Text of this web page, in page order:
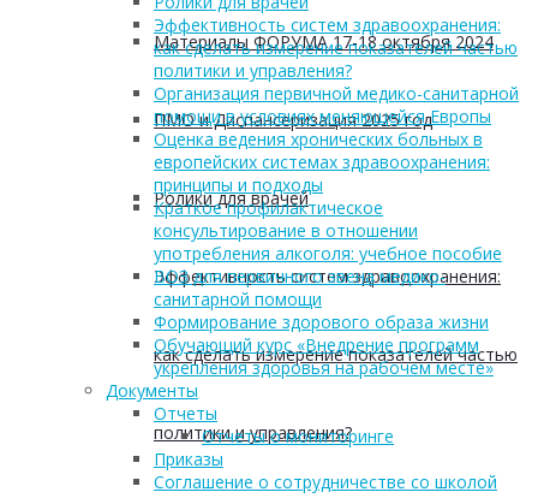
Материалы ФОРУМА 17-18 октября 2024
ПМО и Диспансеризация 2025 год
Ролики для врачей
Эффективность систем здравоохранения:
как сделать измерение показателей частью
политики и управления?
Эффективность систем здравоохранения:
как сделать измерение показателей частью
политики и управления?
Организация первичной медико-санитарной
помощи в условиях меняющейся Европы
Оценка ведения хронических больных в
европейских системах здравоохранения:
принципы и подходы
Краткое профилактическое
консультирование в отношении
употребления алкоголя: учебное пособие
ВОЗ для первичного звена медико-
санитарной помощи
Формирование здорового образа жизни
Обучающий курс «Внедрение программ
укрепления здоровья на рабочем месте»
Документы
Отчеты
Отчеты о мониторинге
Приказы
Соглашение о сотрудничестве со школой